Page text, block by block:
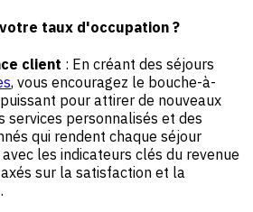
taux d'occupation ?
client : En créant des séjours
, vous encouragez le bouche-à-
pour attirer de nouveaux
services personnalisés et des
qui rendent chaque séjour
les indicateurs clés du revenue
sur la satisfaction et la